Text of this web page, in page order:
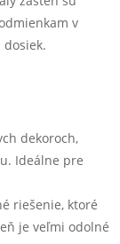
v
dekoroch,
Ideálne pre
riešenie, ktoré
je veľmi odolné